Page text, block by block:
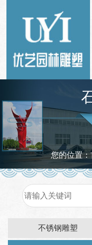
您的位置：
不锈钢雕塑